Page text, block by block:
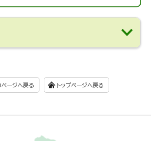
ージへ戻る トップページへ戻る